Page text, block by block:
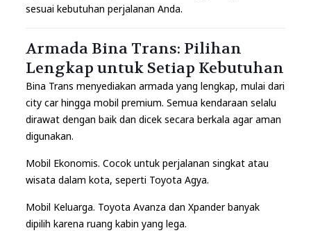
sesuai kebutuhan perjalanan Anda.
Armada Bina Trans: Pilihan
Lengkap untuk Setiap Kebutuhan
Bina Trans menyediakan armada yang lengkap, mulai dari
city car hingga mobil premium. Semua kendaraan selalu
dirawat dengan baik dan dicek secara berkala agar aman
digunakan.
Mobil Ekonomis. Cocok untuk perjalanan singkat atau
wisata dalam kota, seperti Toyota Agya.
Mobil Keluarga. Toyota Avanza dan Xpander banyak
dipilih karena ruang kabin yang lega.